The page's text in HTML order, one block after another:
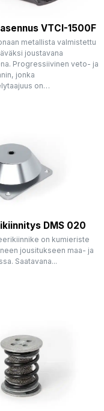
VTCI-1500F
metallista valmistettu
joustavana
Progressiivinen veto- ja
jonka
on…
DMS 020
on kumieriste
jousitukseen maa- ja
Saatavana...